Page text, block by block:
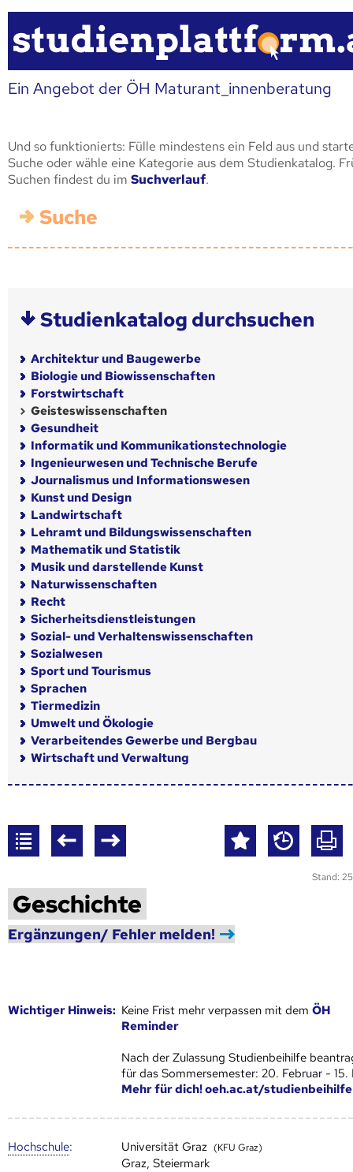
Ein Angebot der ÖH Maturant_innenberatung
Und so funktionierts: Fülle mindestens ein Feld aus und
Suche oder wähle eine Kategorie aus dem Studienkatalog.
Suchen findest du im Suchverlauf.
Suche
Studienkatalog durchsuchen
Architektur und Baugewerbe
Biologie und Biowissenschaften
Forstwirtschaft
Geisteswissenschaften
Gesundheit
Informatik und Kommunikationstechnologie
Ingenieurwesen und Technische Berufe
Journalismus und Informationswesen
Kunst und Design
Landwirtschaft
Lehramt und Bildungswissenschaften
Mathematik und Statistik
Musik und darstellende Kunst
Naturwissenschaften
Recht
Sicherheitsdienstleistungen
Sozial- und Verhaltenswissenschaften
Sozialwesen
Sport und Tourismus
Sprachen
Tiermedizin
Umwelt und Ökologie
Verarbeitendes Gewerbe und Bergbau
Wirtschaft und Verwaltung
Stand:
Geschichte
Ergänzungen/ Fehler melden!
Wich­ti­ger Hin­weis: Keine Frist mehr verpassen mit demÖH
Reminder
Nach der Zulassung Studienbeihilfe
für das Sommersemester: 20. Februar - 15.
Mehr für dich! oeh.ac.at/studienbeihilfe
Hoch­schule: Universität Graz (KFU Graz)
Graz, Steiermark